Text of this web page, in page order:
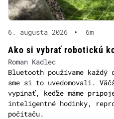
6. augusta 2026 • 6m
Ako si vybrať robotickú
Roman Kadlec
Bluetooth používame
sme si to uvedomovali.
vypínať, keďže máme
inteligentné hodinky,
počítaču.